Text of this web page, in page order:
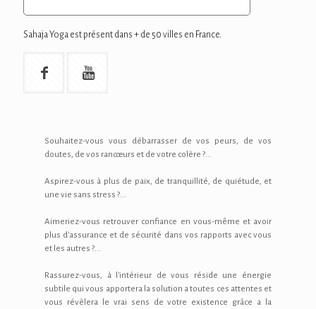
Sahaja Yoga est présent dans + de 50 villes en France.
Souhaitez-vous vous débarrasser de vos peurs, de vos
doutes, de vos rancœurs et de votre colère ?...
Aspirez-vous à plus de paix, de tranquillité, de quiétude, et
une vie sans stress ?...
Aimeriez-vous retrouver confiance en vous-même et avoir
plus d'assurance et de sécurité dans vos rapports avec vous
et les autres ?...
Rassurez-vous, à l'intérieur de vous réside une énergie
subtile qui vous apportera la solution a toutes ces attentes et
vous révèlera le vrai sens de votre existence grâce a la